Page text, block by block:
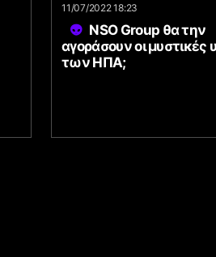
11/07/2022 18:23
NSO Group θα την
αγοράσουν οι μυστικές
των ΗΠΑ;